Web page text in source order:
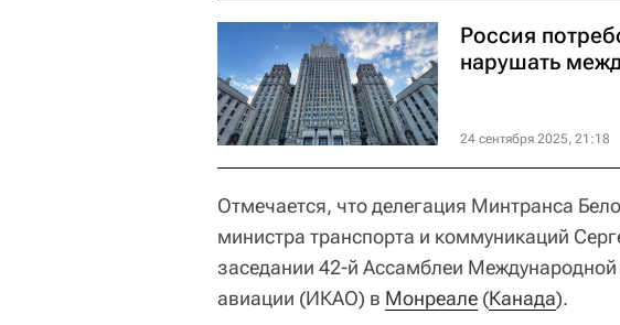
Россия
нарушать
24 сентября 2025, 21:18
Отмечается, что делегация Минтранса
министра транспорта и коммуникаций
заседании 42-й Ассамблеи
авиации (ИКАО) в Монреале (Канада).